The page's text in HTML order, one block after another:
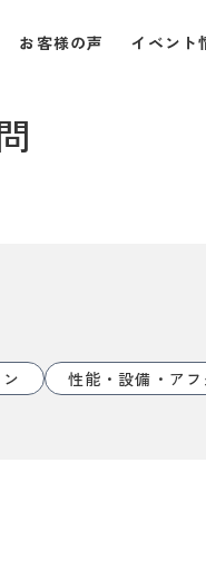
お客様の声 イベント
性能・設備・アフ